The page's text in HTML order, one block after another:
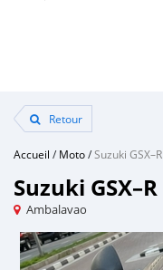
Retour
Accueil /Moto/Suzuki GSX–R
Suzuki GSX–R
Ambalavao